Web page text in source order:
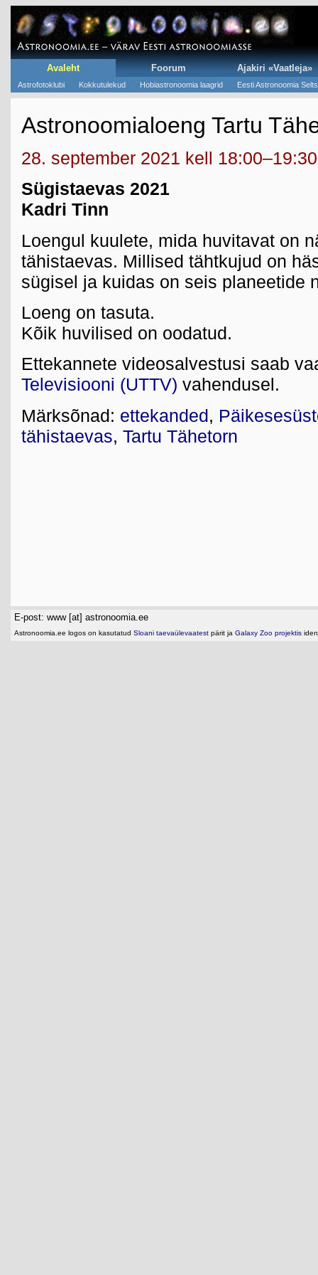
Avaleht Foorum Ajakiri «Vaatleja»
Astrofotoklubi Kokkutulekud Hobiastronoomia laagrid Eesti Astronoomia Selts
Astronoomialoeng Tartu
28. september 2021 kell 18:00–19:30
Sügistaevas 2021
Kadri Tinn
Loengul kuulete, mida huvitavat on
tähistaevas. Millised tähtkujud on
sügisel ja kuidas on seis planeetide
Loeng on tasuta.
Kõik huvilised on oodatud.
Ettekannete videosalvestusi saab
Televisiooni (UTTV) vahendusel.
Märksõnad: ettekanded,
tähistaevas, Tartu Tähetorn
E-post: www [at] astronoomia.ee
Astronoomia.ee logos on kasutatud Sloani taevaülevaatest pärit ja Galaxy Zoo projektis